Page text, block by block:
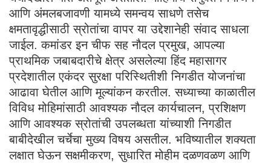
आणि अंमलबजावणी यामध्ये समन्वय साधणे तसेच
क्षमतावृद्धीसाठी स्रोतांचा वापर या उद्देशानेही संवाद साधला
जाईल. कमांडर इन चीफ सह नौदल प्रमुख, आपल्या
प्राथमिक जबाबदारीचे क्षेत्र असलेल्या हिंद महासागर
प्रदेशातील एकंदर सुरक्षा परिस्थितीशी निगडीत योजनांचा
आढावा घेतील आणि मूल्यांकन करतील. सध्याच्या काळातील
विविध मोहिमांसाठी आवश्यक नौदल कार्यचालन, प्रशिक्षण
आणि आवश्यक स्रोतांची उपलब्धता यांच्याशी निगडीत
बाबीदेखील चर्चेचा मुख्य विषय असतील. भविष्यातील शक्यता
लक्षात घेऊन सक्षमीकरण, सुधारित मोहीम दळणवळण आणि